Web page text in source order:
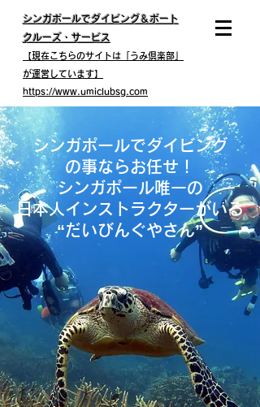
​シンガポールでダイビング＆ボート
クルーズ・サービス
【現在こちらのサイトは「うみ倶楽部」
が運営しています】
https://www.umiclubsg.com
シンガポールでダイビング
の事ならお任せ！
シンガポール唯一の
日本人インストラクターがいる
“だいびんぐやさん”